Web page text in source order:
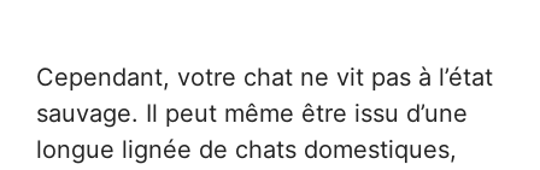
Cependant, votre chat ne vit pas à l’état
sauvage. Il peut même être issu d’une
longue lignée de chats domestiques,